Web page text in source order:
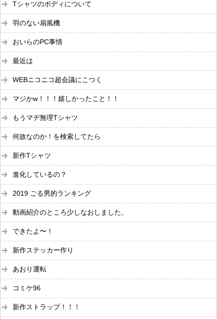
Tシャツのボディについて
羽のない扇風機
おいらのPC事情
最近は
WEBニコニコ超会議にこつく
マジかw！！！嬉しかったこと！！
もうマヂ無理Tシャツ
何故なのか！を検索してたら
新作Tシャツ
進化しているの？
2019 ごる男的ランキング
動画紹介のところ少しなおしました。
できたよ〜！
新作ステッカー作り
あおり運転
コミケ96
新作ストラップ！！！